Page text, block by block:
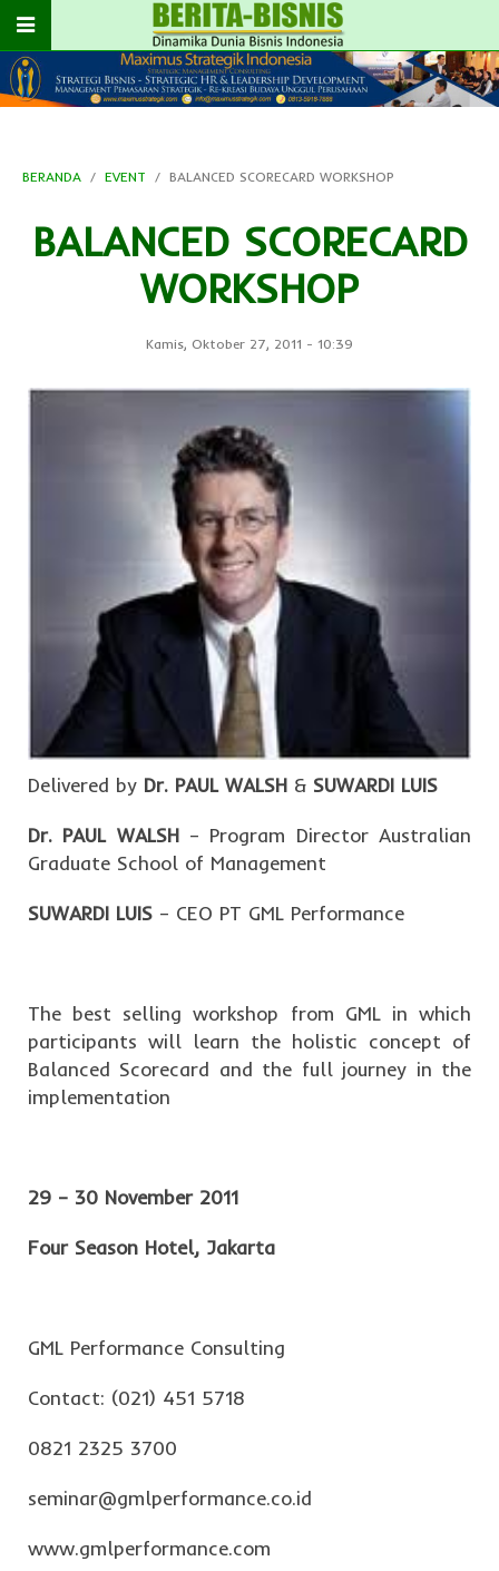
BERANDA EVENT BALANCED SCORECARD WORKSHOP
BALANCED SCORECARD
WORKSHOP
Kamis, Oktober 27, 2011 - 10:39
Delivered by Dr. PAUL WALSH & SUWARDI LUIS
Dr. PAUL WALSH– Program Director Australian
Graduate School of Management
SUWARDI LUIS – CEO PT GML Performance
The best selling workshop from GML in which
participants will learn the holistic concept of
Balanced Scorecard and the full journey in the
implementation
29 – 30 November 2011
Four Season Hotel, Jakarta
GML Performance Consulting
Contact: (021) 451 5718
0821 2325 3700
seminar@gmlperformance.co.id
www.gmlperformance.com